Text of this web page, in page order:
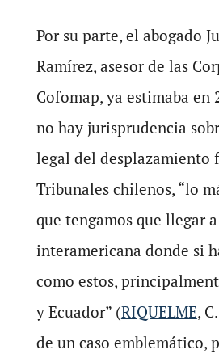
Por su parte, el abogado
Ramírez, asesor de las
Cofomap, ya estimaba en
no hay jurisprudencia
legal del desplazamiento
Tribunales chilenos, “lo
que tengamos que llegar
interamericana donde si
como estos,
y Ecuador” (RIQUELME,
de un caso emblemático,